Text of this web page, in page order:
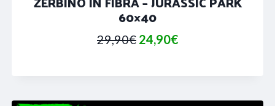
60×40
29,90€ Il
era:
24,90€Il
è: